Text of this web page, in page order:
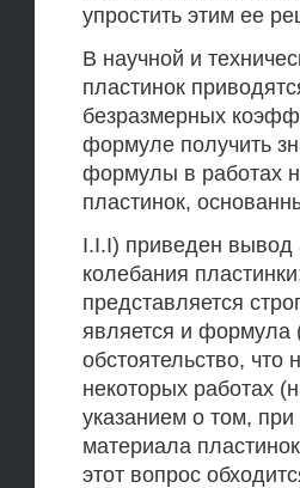
упростить этим ее
В научной и
пластинок
безразмерных
формуле получить
формулы в работах
пластинок,
I.I.I) приведен
колебания
представляется
является и формула
обстоятельство,
некоторых работах
указанием о том,
материала
этот вопрос